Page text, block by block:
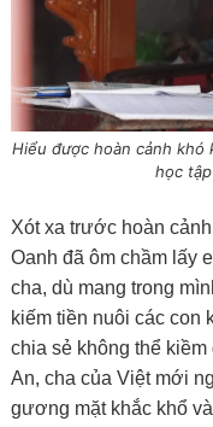
Hiểu được hoàn cảnh khó
học
Xót xa trước hoàn
Oanh đã ôm chầm lấy
cha, dù mang trong
kiếm tiền nuôi các con
chia sẻ không thể
An, cha của Việt mới
gương mặt khắc khổ